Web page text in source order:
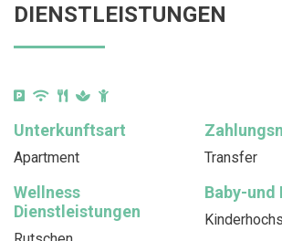
DIENSTLEISTUNGEN
Unterkunftsart
Apartment Transfer
Wellness
Dienstleistungen
Baby-und